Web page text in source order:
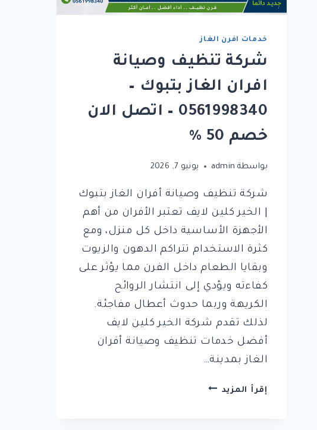
خدمات افرن الغاز
شركة تنظيف وصيانة
افران الغاز بتبوك –
0561998340 – اتصل الان
خصم 50 %
بواسطة admin يونيو 7, 2026
شركة تنظيف وصيانة أفران الغاز بتبوك
| الخير كلين لايف تعتبر الأفران من أهم
الأجهزة الأساسية داخل كل منزل، ومع
كثرة الاستخدام تتراكم الدهون والزيوت
وبقايا الطعام داخل الفرن مما يؤثر على
كفاءته ويؤدي إلى انتشار الروائح
الكريهة وربما حدوث أعطال مفاجئة.
لذلك تقدم شركة الخير كلين لايف
أفضل خدمات تنظيف وصيانة أفران
الغاز بمدينة…
إقرأ المزيد شركة